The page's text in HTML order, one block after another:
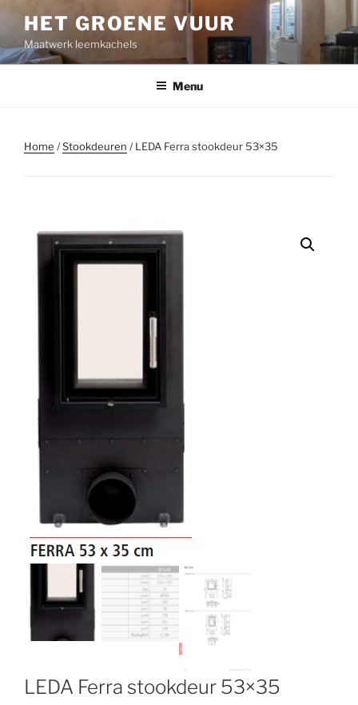
de
inhoud
HET GROENE VUUR
Maatwerk leemkachels
Menu
Home /Stookdeuren / LEDA Ferra stookdeur 53×35
LEDA Ferra stookdeur 53×35